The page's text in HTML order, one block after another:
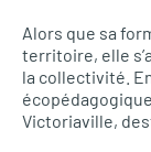
Alors que sa
territoire, elle
la collectivité.
Victoriaville,